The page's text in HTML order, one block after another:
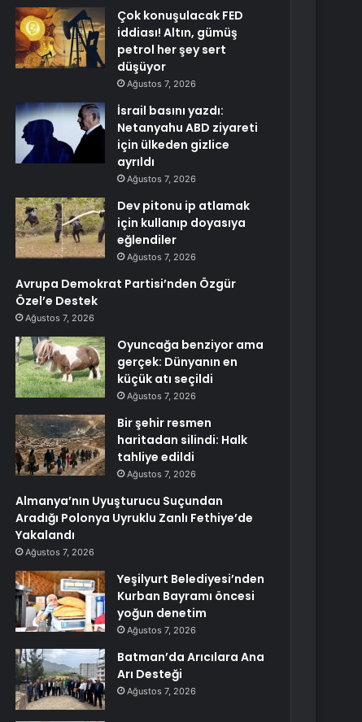
Çok konuşulacak FED
iddiası! Altın, gümüş
petrol her şey sert
düşüyor
Ağustos 7, 2026
İsrail basını yazdı:
Netanyahu ABD ziyareti
için ülkeden gizlice
ayrıldı
Ağustos 7, 2026
Dev pitonu ip atlamak
için kullanıp doyasıya
eğlendiler
Ağustos 7, 2026
Avrupa Demokrat Partisi’nden Özgür
Özel’e Destek
Ağustos 7, 2026
Oyuncağa benziyor ama
gerçek: Dünyanın en
küçük atı seçildi
Ağustos 7, 2026
Bir şehir resmen
haritadan silindi: Halk
tahliye edildi
Ağustos 7, 2026
Almanya’nın Uyuşturucu Suçundan
Aradığı Polonya Uyruklu Zanlı Fethiye’de
Yakalandı
Ağustos 7, 2026
Yeşilyurt Belediyesi’nden
Kurban Bayramı öncesi
yoğun denetim
Ağustos 7, 2026
Batman’da Arıcılara Ana
Arı Desteği
Ağustos 7, 2026